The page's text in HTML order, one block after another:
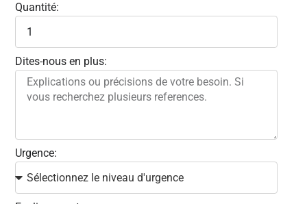
Quantité:
Dites-nous en plus:
Urgence: